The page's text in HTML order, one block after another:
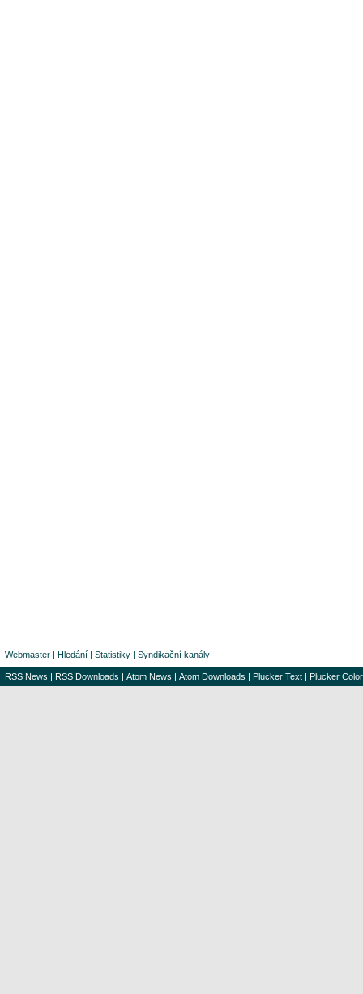
Webmaster | Hledání | Statistiky | Syndikační kanály
RSS News | RSS Downloads | Atom News | Atom Downloads | Plucker Text | Plucker Color